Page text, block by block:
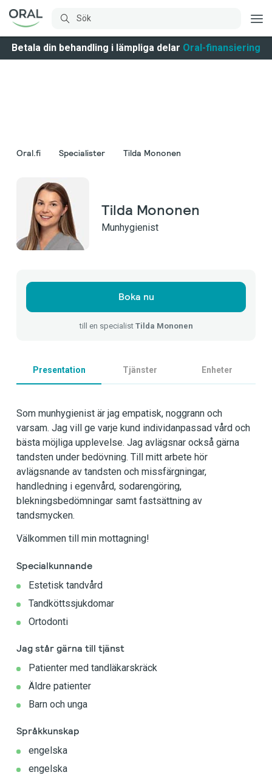
Betala din behandling i lämpliga delar Oral-finansiering
Oral.fi Specialister Tilda Mononen
Tilda Mononen
Munhygienist
Boka nu
till en specialist Tilda Mononen
Presentation Tjänster Enheter
Som munhygienist är jag empatisk, noggrann och
varsam. Jag vill ge varje kund individanpassad vård och
bästa möjliga upplevelse. Jag avlägsnar också gärna
tandsten under bedövning. Till mitt arbete hör
avlägsnande av tandsten och missfärgningar,
handledning i egenvård, sodarengöring,
blekningsbedömningar samt fastsättning av
tandsmycken.
Välkommen till min mottagning!
Specialkunnande
Estetisk tandvård
Tandköttssjukdomar
Ortodonti
Jag står gärna till tjänst
Patienter med tandläkarskräck
Äldre patienter
Barn och unga
Språkkunskap
engelska
engelska